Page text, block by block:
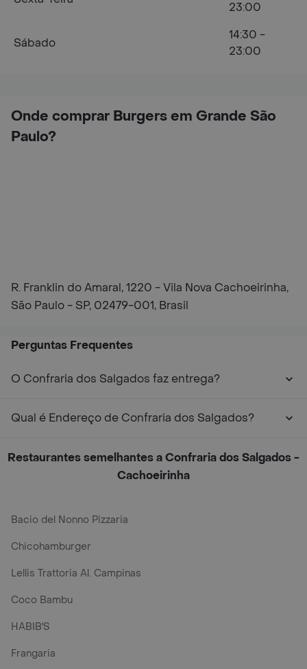
Onde comprar Burgers em Grande São
Paulo?
R. Franklin do Amaral, 1220 - Vila Nova Cachoeirinha,
São Paulo - SP, 02479-001, Brasil
23:00
Sábado
14:30 -
23:00
Perguntas Frequentes
O Confraria dos Salgados faz entrega?
Qual é Endereço de Confraria dos Salgados?
Restaurantes semelhantes a Confraria dos Salgados -
Cachoeirinha
Bacio del Nonno Pizzaria
Chicohamburger
Lellis Trattoria Al. Campinas
Coco Bambu
HABIB'S
Frangaria